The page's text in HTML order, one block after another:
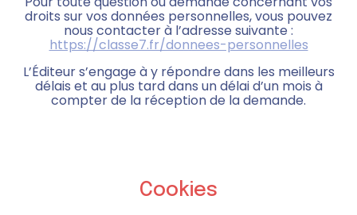
droits sur vos données personnelles, vous pouvez
nous contacter à l’adresse suivante :
https://classe7.fr/donnees-personnelles
L’Éditeur s’engage à y répondre dans les meilleurs
délais et au plus tard dans un délai d’un mois à
compter de la réception de la demande.
Cookies